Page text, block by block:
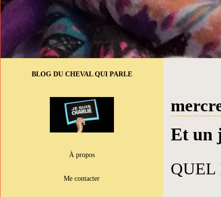
BLOG DU CHEVAL QUI PARLE
À propos
Me contacter
Et un
QUEL